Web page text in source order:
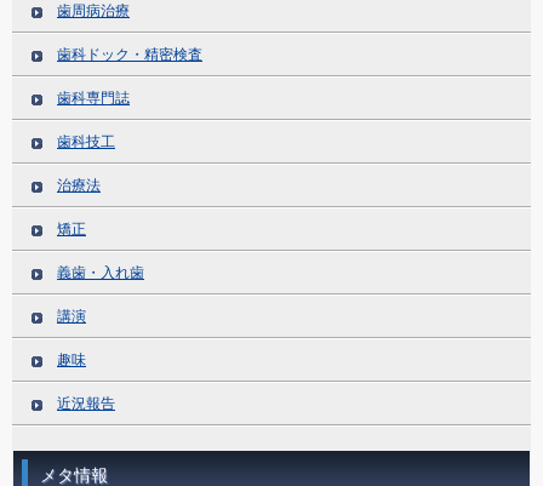
歯周病治療
歯科ドック・精密検査
歯科専門誌
歯科技工
治療法
矯正
義歯・入れ歯
講演
趣味
近況報告
メタ情報